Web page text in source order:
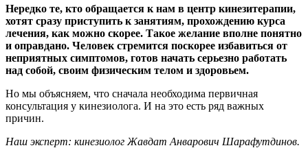
Нередко те, кто обращается к нам в центр кинезитерапии,
хотят сразу приступить к занятиям, прохождению курса
лечения, как можно скорее. Такое желание вполне понятно
и оправдано. Человек стремится поскорее избавиться от
неприятных симптомов, готов начать серьезно работать
над собой, своим физическим телом и здоровьем.
Но мы объясняем, что сначала необходима первичная
консультация у кинезиолога. И на это есть ряд важных
причин.
Наш эксперт: кинезиолог Жавдат Анварович Шарафутдинов.